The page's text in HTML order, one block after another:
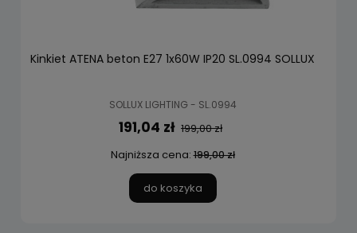
Kinkiet ATENA beton E27 1x60W IP20 SL.0994 SOLLUX
SOLLUX LIGHTING - SL.0994
191,04 zł 199,00 zł
Najniższa cena:199,00 zł
do koszyka